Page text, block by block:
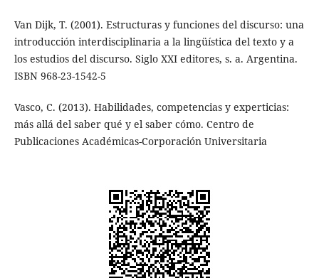
Van Dijk, T. (2001). Estructuras y funciones del discurso: una
introducción interdisciplinaria a la lingüística del texto y a
los estudios del discurso. Siglo XXI editores, s. a. Argentina.
ISBN 968-23-1542-5
Vasco, C. (2013). Habilidades, competencias y experticias:
más allá del saber qué y el saber cómo. Centro de
Publicaciones Académicas-Corporación Universitaria